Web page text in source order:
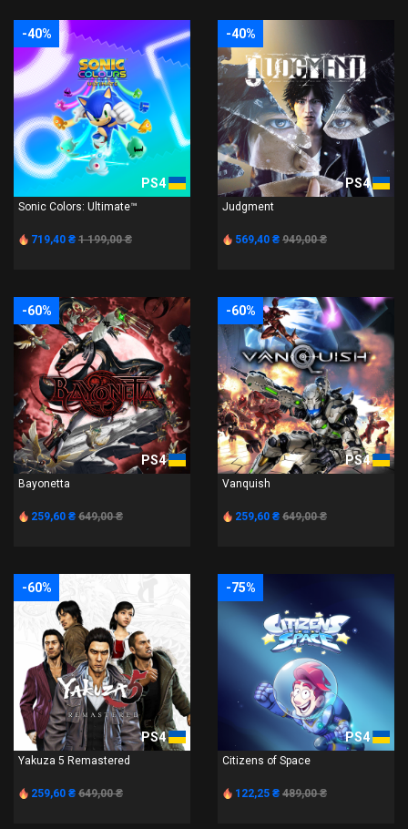
-40%
PS4
Sonic Colors: Ultimate™
719,40 ₴ 1 199,00 ₴
-40%
PS4
Judgment
569,40 ₴ 949,00 ₴
-60%
PS4
Bayonetta
259,60 ₴ 649,00 ₴
-60%
PS4
Vanquish
259,60 ₴ 649,00 ₴
-60%
PS4
Yakuza 5 Remastered
259,60 ₴ 649,00 ₴
-75%
PS4
Citizens of Space
122,25 ₴ 489,00 ₴